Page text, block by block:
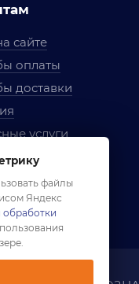
сайте
оплаты
доставки
услуги
и ответы
сотрудничества
использования
файлы
Яндекс